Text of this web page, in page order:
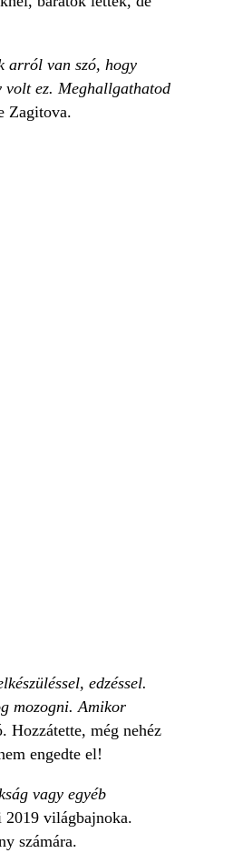
arról van szó, hogy
volt ez. Meghallgathatod
Zagitova.
edzéssel.
mozogni. Amikor
Hozzátette, még nehéz
engedte el!
vagy egyéb
világbajnoka.
számára.